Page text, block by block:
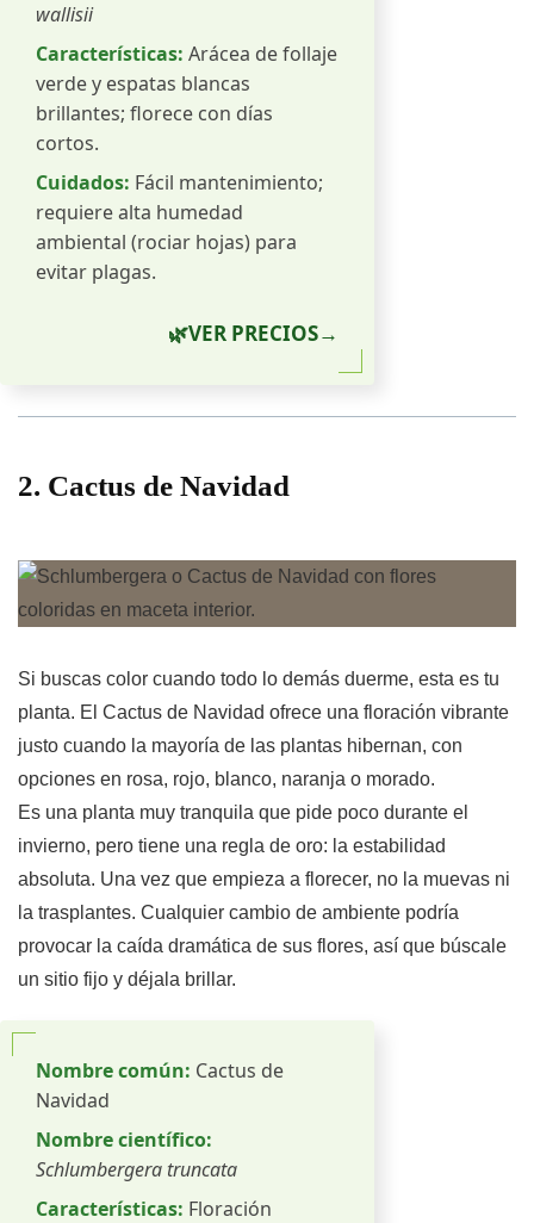
wallisii
Características: Arácea de follaje
verde y espatas blancas
brillantes; florece con días
cortos.
Cuidados: Fácil mantenimiento;
requiere alta humedad
ambiental (rociar hojas) para
evitar plagas.
🌿VER PRECIOS→
2. Cactus de Navidad
Si buscas color cuando todo lo demás duerme, esta es tu
planta. El Cactus de Navidad ofrece una floración vibrante
justo cuando la mayoría de las plantas hibernan, con
opciones en rosa, rojo, blanco, naranja o morado.
Es una planta muy tranquila que pide poco durante el
invierno, pero tiene una regla de oro: la estabilidad
absoluta. Una vez que empieza a florecer, no la muevas ni
la trasplantes. Cualquier cambio de ambiente podría
provocar la caída dramática de sus flores, así que búscale
un sitio fijo y déjala brillar.
Nombre común: Cactus de
Navidad
Nombre científico:
Schlumbergera truncata
Características: Floración